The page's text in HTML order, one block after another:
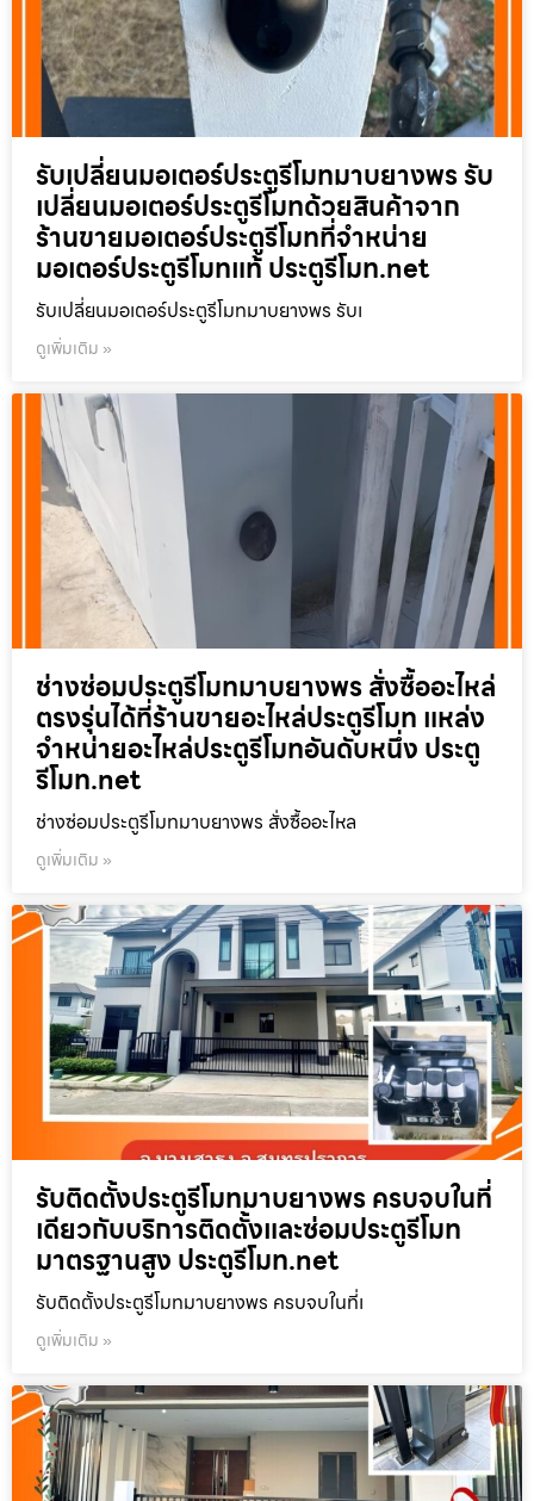
รับเปลี่ยนมอเตอร์ประตูรีโมทมาบยางพร รับ
เปลี่ยนมอเตอร์ประตูรีโมทด้วยสินค้าจาก
ร้านขายมอเตอร์ประตูรีโมทที่จำหน่าย
มอเตอร์ประตูรีโมทแท้ ประตูรีโมท.net
รับเปลี่ยนมอเตอร์ประตูรีโมทมาบยางพร รับเ
ดูเพิ่มเติม »
ช่างซ่อมประตูรีโมทมาบยางพร สั่งซื้ออะไหล่
ตรงรุ่นได้ที่ร้านขายอะไหล่ประตูรีโมท แหล่ง
จำหน่ายอะไหล่ประตูรีโมทอันดับหนึ่ง ประตู
รีโมท.net
ช่างซ่อมประตูรีโมทมาบยางพร สั่งซื้ออะไหล
ดูเพิ่มเติม »
รับติดตั้งประตูรีโมทมาบยางพร ครบจบในที่
เดียวกับบริการติดตั้งและซ่อมประตูรีโมท
มาตรฐานสูง ประตูรีโมท.net
รับติดตั้งประตูรีโมทมาบยางพร ครบจบในที่เ
ดูเพิ่มเติม »